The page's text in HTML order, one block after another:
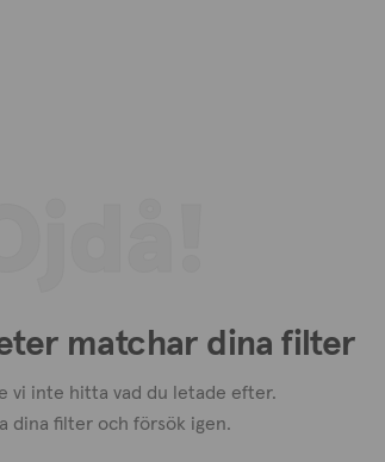
Era, is derived from the Greek word
mouthwatering tomatoes. A tiny church
matchar dina filter
vi inte hitta vad du letade efter.
dina filter och försök igen.